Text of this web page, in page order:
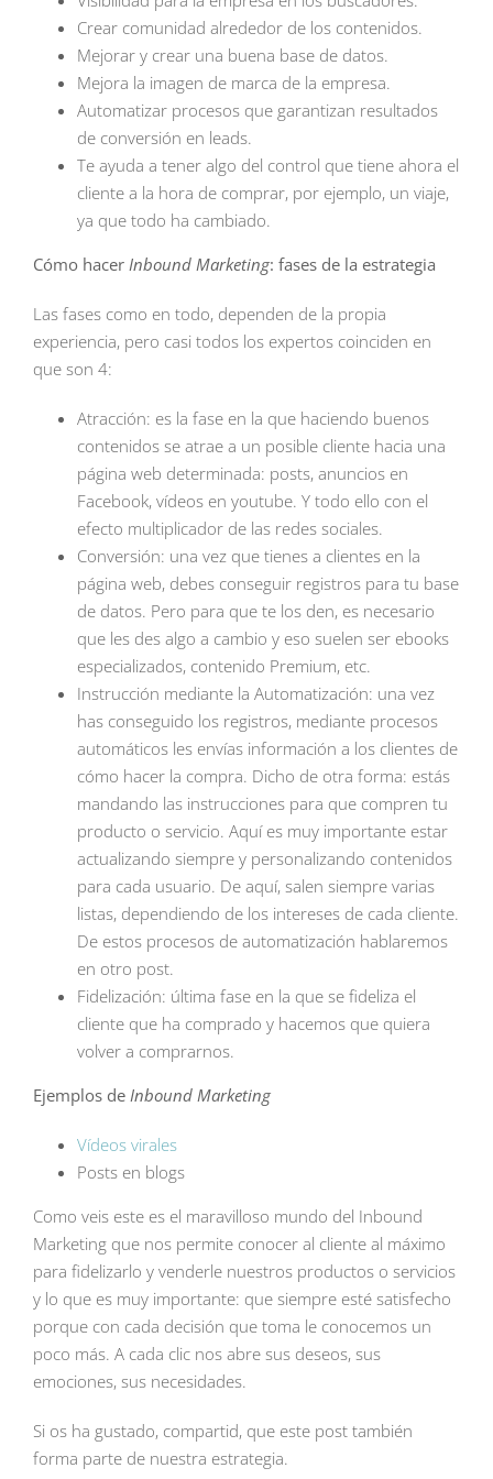
Crear comunidad alrededor de los contenidos.
Mejorar y crear una buena base de datos.
Mejora la imagen de marca de la empresa.
Automatizar procesos que garantizan resultados
de conversión en leads.
Te ayuda a tener algo del control que tiene ahora el
cliente a la hora de comprar, por ejemplo, un viaje,
ya que todo ha cambiado.
Cómo hacer Inbound Marketing: fases de la estrategia
Las fases como en todo, dependen de la propia
experiencia, pero casi todos los expertos coinciden en
que son 4:
Atracción: es la fase en la que haciendo buenos
contenidos se atrae a un posible cliente hacia una
página web determinada: posts, anuncios en
Facebook, vídeos en youtube. Y todo ello con el
efecto multiplicador de las redes sociales.
Conversión: una vez que tienes a clientes en la
página web, debes conseguir registros para tu base
de datos. Pero para que te los den, es necesario
que les des algo a cambio y eso suelen ser ebooks
especializados, contenido Premium, etc.
Instrucción mediante la Automatización: una vez
has conseguido los registros, mediante procesos
automáticos les envías información a los clientes de
cómo hacer la compra. Dicho de otra forma: estás
mandando las instrucciones para que compren tu
producto o servicio. Aquí es muy importante estar
actualizando siempre y personalizando contenidos
para cada usuario. De aquí, salen siempre varias
listas, dependiendo de los intereses de cada cliente.
De estos procesos de automatización hablaremos
en otro post.
Fidelización: última fase en la que se fideliza el
cliente que ha comprado y hacemos que quiera
volver a comprarnos.
Ejemplos de Inbound Marketing
Vídeos virales
Posts en blogs
Como veis este es el maravilloso mundo del Inbound
Marketing que nos permite conocer al cliente al máximo
para fidelizarlo y venderle nuestros productos o servicios
y lo que es muy importante: que siempre esté satisfecho
porque con cada decisión que toma le conocemos un
poco más. A cada clic nos abre sus deseos, sus
emociones, sus necesidades.
Si os ha gustado, compartid, que este post también
forma parte de nuestra estrategia.